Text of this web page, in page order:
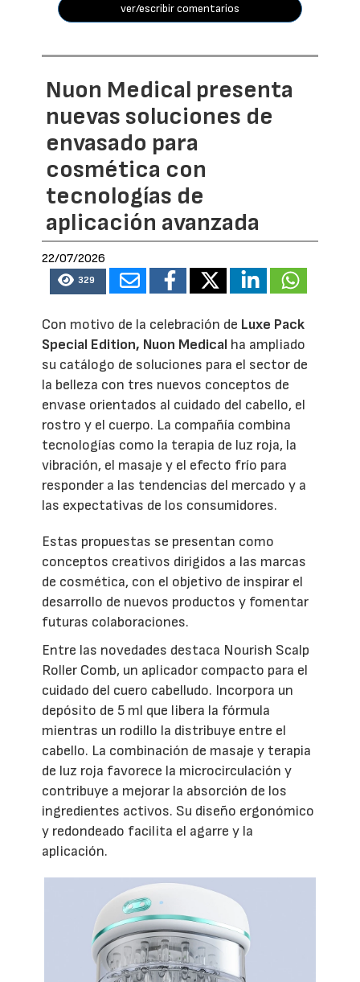
ver/escribir comentarios
Nuon Medical presenta
nuevas soluciones de
envasado para
cosmética con
tecnologías de
aplicación avanzada
22/07/2026
329
Con motivo de la celebración de Luxe Pack
Special Edition, Nuon Medical ha ampliado
su catálogo de soluciones para el sector de
la belleza con tres nuevos conceptos de
envase orientados al cuidado del cabello, el
rostro y el cuerpo. La compañía combina
tecnologías como la terapia de luz roja, la
vibración, el masaje y el efecto frío para
responder a las tendencias del mercado y a
las expectativas de los consumidores.
Estas propuestas se presentan como
conceptos creativos dirigidos a las marcas
de cosmética, con el objetivo de inspirar el
desarrollo de nuevos productos y fomentar
futuras colaboraciones.
Entre las novedades destaca Nourish Scalp
Roller Comb, un aplicador compacto para el
cuidado del cuero cabelludo. Incorpora un
depósito de 5 ml que libera la fórmula
mientras un rodillo la distribuye entre el
cabello. La combinación de masaje y terapia
de luz roja favorece la microcirculación y
contribuye a mejorar la absorción de los
ingredientes activos. Su diseño ergonómico
y redondeado facilita el agarre y la
aplicación.